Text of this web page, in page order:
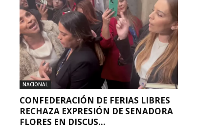
NACIONAL
CONFEDERACIÓN DE FERIAS LIBRES
RECHAZA EXPRESIÓN DE SENADORA
FLORES EN DISCUS...